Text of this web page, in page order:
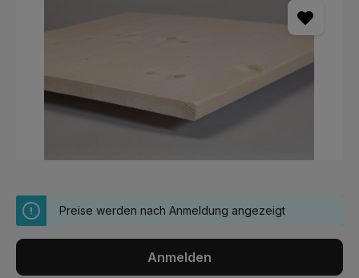
Preise werden nach Anmeldung angezeigt
Anmelden